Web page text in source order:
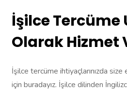
İşilce Tercüme
Olarak Hizmet
İşilce tercüme ihtiyaçlarınızda
için buradayız. İşilce dilinden